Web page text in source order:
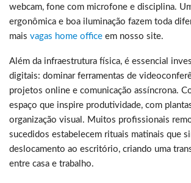
webcam, fone com microfone e disciplina.
ergonômica e boa iluminação fazem toda
mais vagas home office em nosso site.
Além da infraestrutura física, é essencial
digitais: dominar ferramentas de
projetos online e comunicação assíncrona.
espaço que inspire produtividade, com
organização visual. Muitos profissionais
sucedidos estabelecem rituais matinais que
deslocamento ao escritório, criando uma
entre casa e trabalho.